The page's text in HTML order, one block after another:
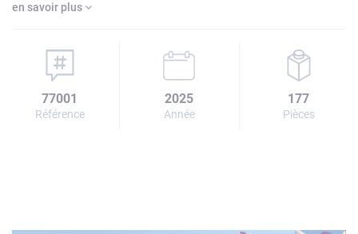
en savoir plus
77001
Référence
2025
Année
177
Pièces